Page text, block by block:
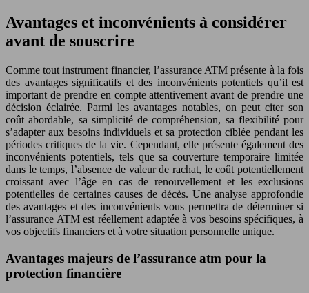
Avantages et inconvénients à considérer
avant de souscrire
Comme tout instrument financier, l’assurance ATM présente à la fois
des avantages significatifs et des inconvénients potentiels qu’il est
important de prendre en compte attentivement avant de prendre une
décision éclairée. Parmi les avantages notables, on peut citer son
coût abordable, sa simplicité de compréhension, sa flexibilité pour
s’adapter aux besoins individuels et sa protection ciblée pendant les
périodes critiques de la vie. Cependant, elle présente également des
inconvénients potentiels, tels que sa couverture temporaire limitée
dans le temps, l’absence de valeur de rachat, le coût potentiellement
croissant avec l’âge en cas de renouvellement et les exclusions
potentielles de certaines causes de décès. Une analyse approfondie
des avantages et des inconvénients vous permettra de déterminer si
l’assurance ATM est réellement adaptée à vos besoins spécifiques, à
vos objectifs financiers et à votre situation personnelle unique.
Avantages majeurs de l’assurance atm pour la
protection financière